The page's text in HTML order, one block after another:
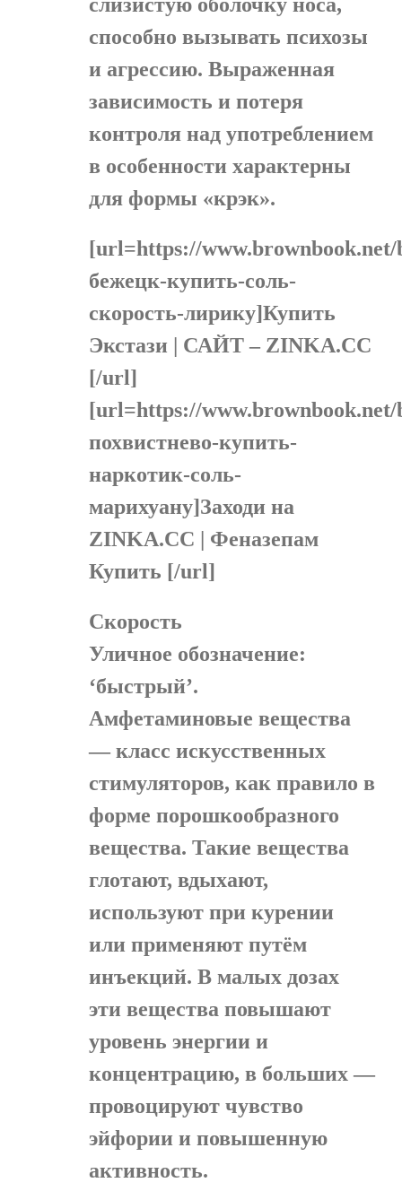
способно вызывать психозы
и агрессию. Выраженная
зависимость и потеря
контроля над употреблением
в особенности характерны
для формы «крэк».
[url=https://www.brownbook.net/
бежецк-купить-соль-
скорость-лирику]Купить
Экстази | САЙТ – ZINKA.CC
[/url]
[url=https://www.brownbook.net/
похвистнево-купить-
наркотик-соль-
марихуану]Заходи на
ZINKA.CC | Феназепам
Купить [/url]
Скорость
Уличное обозначение:
‘быстрый’.
Амфетаминовые вещества
— класс искусственных
стимуляторов, как правило в
форме порошкообразного
вещества. Такие вещества
глотают, вдыхают,
используют при курении
или применяют путём
инъекций. В малых дозах
эти вещества повышают
уровень энергии и
концентрацию, в больших —
провоцируют чувство
эйфории и повышенную
активность.